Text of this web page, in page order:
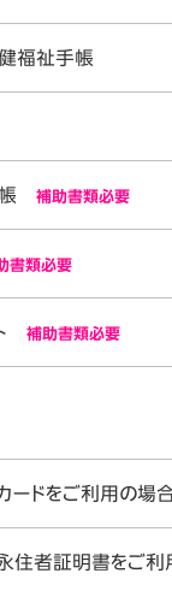
福祉手帳
補助書類必要
書類必要
補助書類必要
ードをご利用の場
住者証明書をご利